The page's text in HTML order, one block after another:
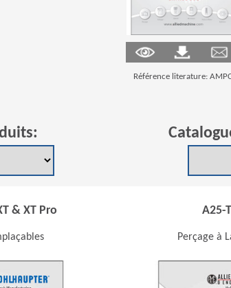
(Opens in a new
Référence literature:
& XT Pro A25-
Perçage à